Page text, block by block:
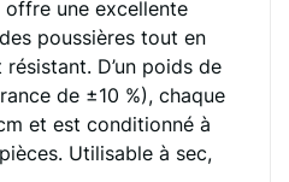
une excellente
poussières tout en
D’un poids de
de ±10 %), chaque
et est conditionné à
Utilisable à sec,